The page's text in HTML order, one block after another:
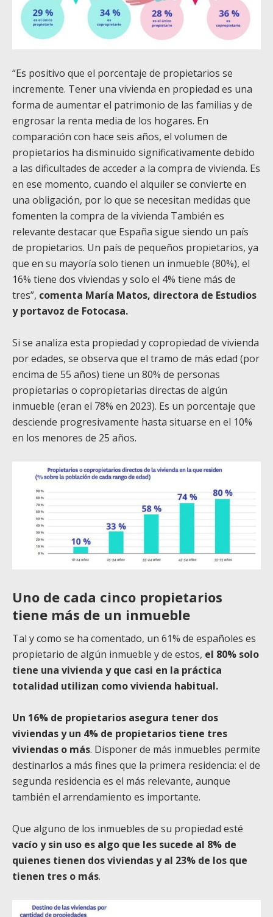
“Es positivo que el porcentaje de propietarios se
incremente. Tener una vivienda en propiedad es una
forma de aumentar el patrimonio de las familias y de
engrosar la renta media de los hogares. En
comparación con hace seis años, el volumen de
propietarios ha disminuido significativamente debido
a las dificultades de acceder a la compra de vivienda. Es
en ese momento, cuando el alquiler se convierte en
una obligación, por lo que se necesitan medidas que
fomenten la compra de la vivienda También es
relevante destacar que España sigue siendo un país
de propietarios. Un país de pequeños propietarios, ya
que en su mayoría solo tienen un inmueble (80%), el
16% tiene dos viviendas y solo el 4% tiene más de
tres”, comenta María Matos, directora de Estudios
y portavoz de Fotocasa.
Si se analiza esta propiedad y copropiedad de vivienda
por edades, se observa que el tramo de más edad (por
encima de 55 años) tiene un 80% de personas
propietarias o copropietarias directas de algún
inmueble (eran el 78% en 2023). Es un porcentaje que
desciende progresivamente hasta situarse en el 10%
en los menores de 25 años.
Uno de cada cinco propietarios
tiene más de un inmueble
Tal y como se ha comentado, un 61% de españoles es
propietario de algún inmueble y de estos, el 80% solo
tiene una vivienda y que casi en la práctica
totalidad utilizan como vivienda habitual.
Un 16% de propietarios asegura tener dos
viviendas y un 4% de propietarios tiene tres
viviendas o más. Disponer de más inmuebles permite
destinarlos a más fines que la primera residencia: el de
segunda residencia es el más relevante, aunque
también el arrendamiento es importante.
Que alguno de los inmuebles de su propiedad esté
vacío y sin uso es algo que les sucede al 8% de
quienes tienen dos viviendas y al 23% de los que
tienen tres o más.